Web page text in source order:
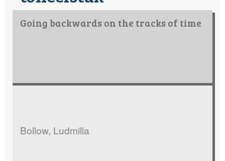
Going backwards on the tracks of time
Bollow, Ludmilla